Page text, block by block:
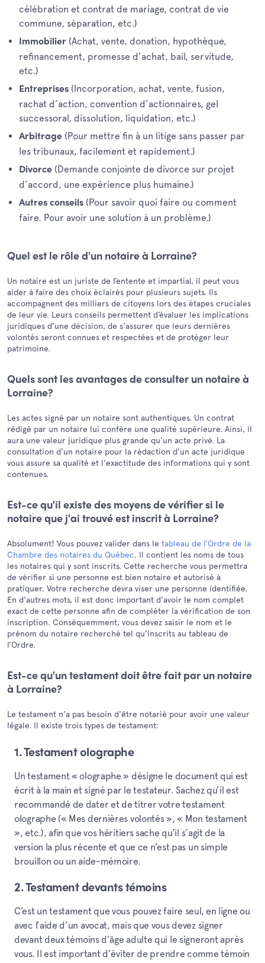
célébration et contrat de mariage, contrat de vie
commune, séparation, etc.)
Immobilier (Achat, vente, donation, hypothèque,
refinancement, promesse d’achat, bail, servitude,
etc.)
Entreprises (Incorporation, achat, vente, fusion,
rachat d’action, convention d’actionnaires, gel
successoral, dissolution, liquidation, etc.)
Arbitrage (Pour mettre fin à un litige sans passer par
les tribunaux, facilement et rapidement.)
Divorce (Demande conjointe de divorce sur projet
d’accord, une expérience plus humaine.)
Autres conseils (Pour savoir quoi faire ou comment
faire. Pour avoir une solution à un problème.)
Quel est le rôle d'un notaire à Lorraine?
Un notaire est un juriste de l’entente et impartial, il peut vous
aider à faire des choix éclairés pour plusieurs sujets. Ils
accompagnent des milliers de citoyens lors des étapes cruciales
de leur vie. Leurs conseils permettent d’évaluer les implications
juridiques d’une décision, de s’assurer que leurs dernières
volontés seront connues et respectées et de protéger leur
patrimoine.
Quels sont les avantages de consulter un notaire à
Lorraine?
Les actes signé par un notaire sont authentiques. Un contrat
rédigé par un notaire lui confère une qualité supérieure. Ainsi, il
aura une valeur juridique plus grande qu'un acte privé. La
consultation d'un notaire pour la rédaction d'un acte juridique
vous assure sa qualité et l'exactitude des informations qui y sont
contenues.
Est-ce qu'il existe des moyens de vérifier si le
notaire que j'ai trouvé est inscrit à Lorraine?
Absolument! Vous pouvez valider dans le tableau de l’Ordre de la
Chambre des notaires du Québec. Il contient les noms de tous
les notaires qui y sont inscrits. Cette recherche vous permettra
de vérifier si une personne est bien notaire et autorisé à
pratiquer. Votre recherche devra viser une personne identifiée.
En d'autres mots, il est donc important d'avoir le nom complet
exact de cette personne afin de compléter la vérification de son
inscription. Conséquemment, vous devez saisir le nom et le
prénom du notaire recherché tel qu’inscrits au tableau de
l’Ordre.
Est-ce qu'un testament doit être fait par un notaire
à Lorraine?
Le testament n'a pas besoin d'être notarié pour avoir une valeur
légale. Il existe trois types de testament:
1. Testament olographe
Un testament « olographe » désigne le document qui est
écrit à la main et signé par le testateur. Sachez qu’il est
recommandé de dater et de titrer votre testament
olographe (« Mes dernières volontés », « Mon testament
», etc.), afin que vos héritiers sache qu’il s’agit de la
version la plus récente et que ce n’est pas un simple
brouillon ou un aide-mémoire.
2. Testament devants témoins
C’est un testament que vous pouvez faire seul, en ligne ou
avec l’aide d’un avocat, mais que vous devez signer
devant deux témoins d’âge adulte qui le signeront après
vous. Il est important d'éviter de prendre comme témoin